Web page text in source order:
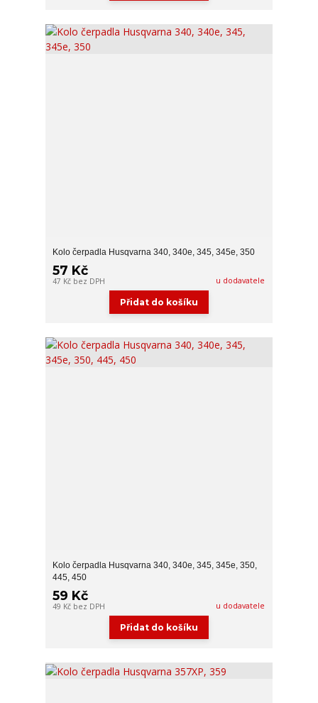
Kolo čerpadla Husqvarna 340, 340e, 345, 345e, 350
57 Kč
47 Kč bez DPH u dodavatele
Přidat do košíku
Kolo čerpadla Husqvarna 340, 340e, 345, 345e, 350,
445, 450
59 Kč
49 Kč bez DPH u dodavatele
Přidat do košíku